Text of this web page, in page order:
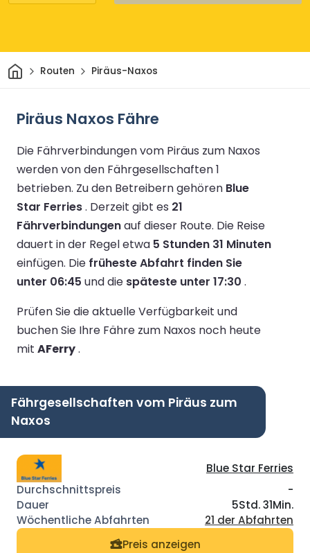
HeimRouten Piräus-Naxos
Piräus Naxos Fähre
Die Fährverbindungen vom Piräus zum Naxos
werden von den Fährgesellschaften 1
betrieben. Zu den Betreibern gehören Blue
Star Ferries. Derzeit gibt es 21
Fährverbindungenauf dieser Route. Die Reise
dauert in der Regel etwa 5 Stunden 31 Minuten
einfügen. Die früheste Abfahrt finden Sie
unter 06:45 und die späteste unter 17:30 .
Prüfen Sie die aktuelle Verfügbarkeit und
buchen Sie Ihre Fähre zum Naxos noch heute
mit AFerry.
Fährgesellschaften vom Piräus zum
Naxos
Blue Star Ferries
-
5Std. 31Min.
21 der Abfahrten
Preis anzeigen